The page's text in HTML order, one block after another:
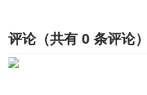
评论（共有 0 条评论）